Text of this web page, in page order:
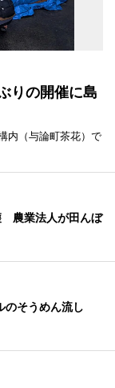
りの開催に島
内（与論町茶花）で
農業法人が田んぼ
のそうめん流し